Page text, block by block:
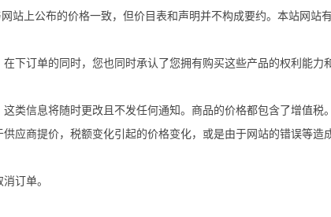
站上公布的价格一致，但价目表和声明并不构成要约。本站网站
下订单的同时，您也同时承认了您拥有购买这些产品的权利能力
类信息将随时更改且不发任何通知。商品的价格都包含了增值
应商提价，税额变化引起的价格变化，或是由于网站的错误等
订单。